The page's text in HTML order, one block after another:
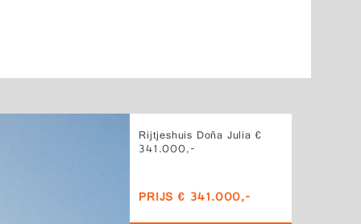
Rijtjeshuis Doña Julia €
341.000,-
PRIJS € 341.000,-